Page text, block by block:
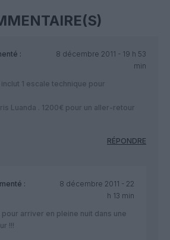
:
8 décembre 2011 - 19 h 53
min
1 escale technique pour
Luanda . 1200€ pour un aller-retour
RÉPONDRE
:
8 décembre 2011 - 22
h 13 min
pour arriver en pleine nuit dans une
!!!